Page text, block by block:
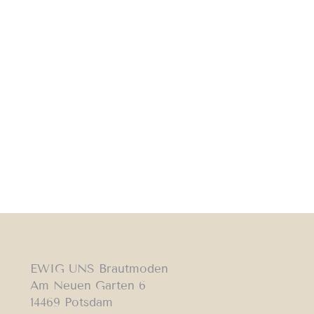
EWIG UNS Brautmoden
Am Neuen Garten 6
14469 Potsdam